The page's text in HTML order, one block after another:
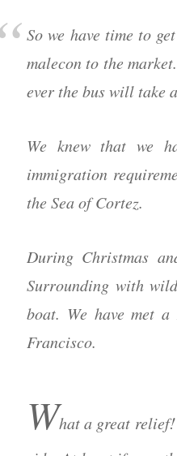
So we have time to
malecon to the
ever the bus will take
We knew that we
immigration
the Sea of Cortez.
During Christmas
Surrounding with
boat. We have met
Francisco.
What a great relief!